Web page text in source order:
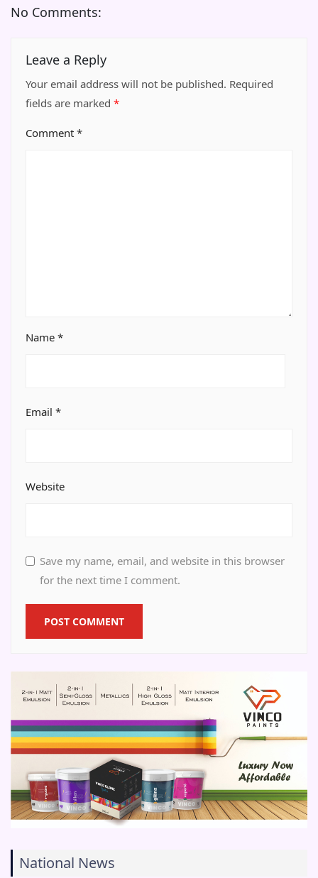
No Comments:
Leave a Reply
Your email address will not be published. Required
fields are marked *
Comment *
Name *
Email *
Website
Save my name, email, and website in this browser
for the next time I comment.
National News